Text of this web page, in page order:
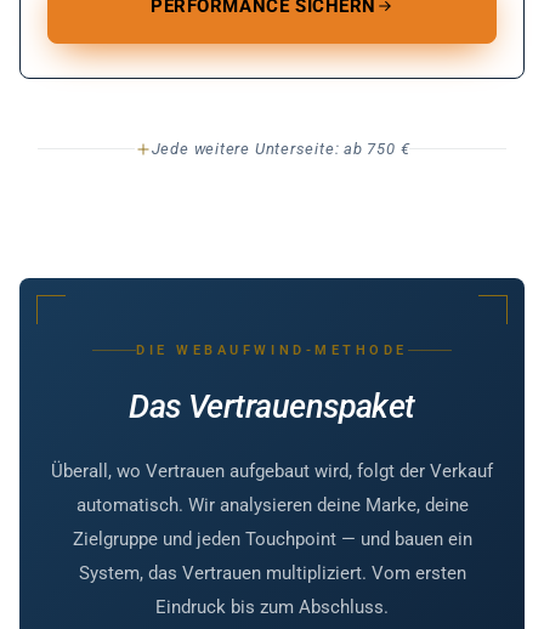
PERFORMANCE SICHERN
Jede weitere Unterseite: ab 750 €
DIE WEBAUFWIND-METHODE
Das Vertrauenspaket
Überall, wo Vertrauen aufgebaut wird, folgt der Verkauf
automatisch. Wir analysieren deine Marke, deine
Zielgruppe und jeden Touchpoint — und bauen ein
System, das Vertrauen multipliziert. Vom ersten
Eindruck bis zum Abschluss.